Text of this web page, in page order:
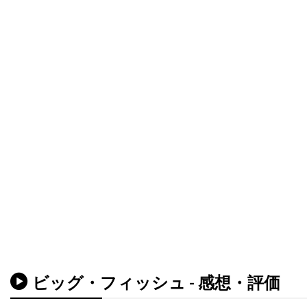
トニー・スコット
トニー・トーマス
トニー・ビル
ビッグ・フィッシュ - 感想・評価